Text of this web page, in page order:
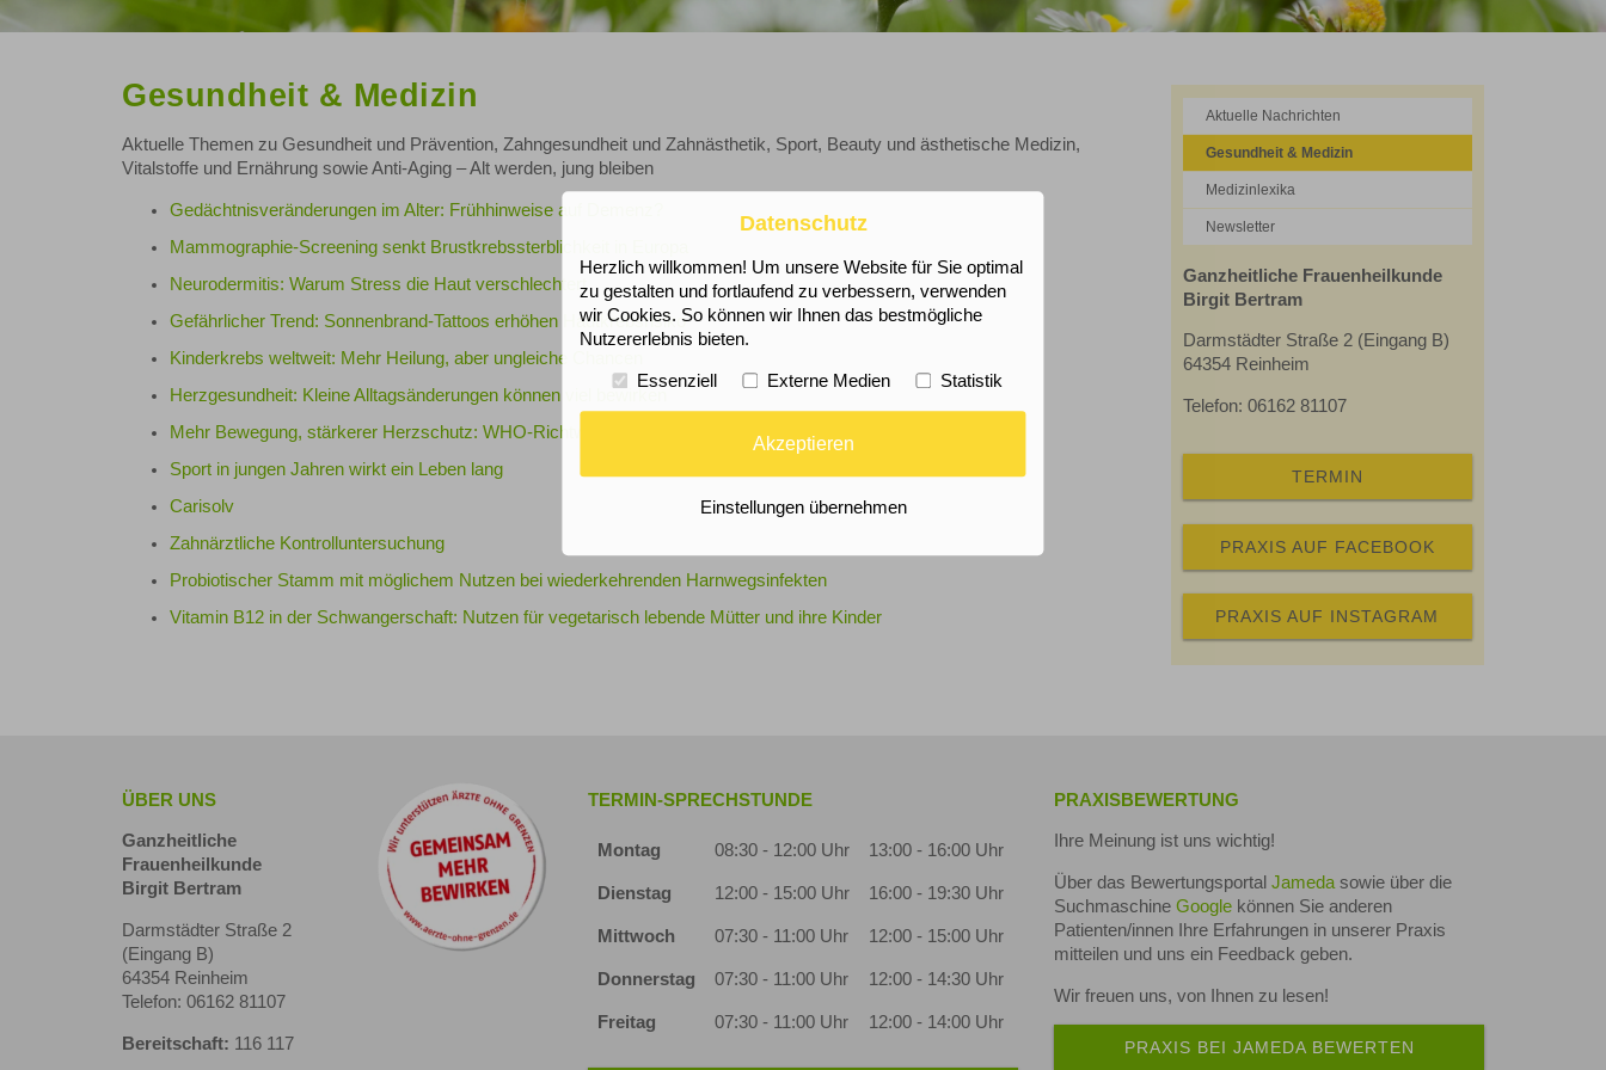
Gesundheit & Medizin
Aktuelle Themen zu Gesundheit und Prävention, Zahngesundheit und Zahnästhetik, Sport, Beauty und ästhetische Medizin,
Vitalstoffe und Ernährung sowie Anti-Aging – Alt werden, jung bleiben
Gedächtnisveränderungen im Alter: Frühhinweise auf Demenz?
Mammographie-Screening senkt Brustkrebssterblichkeit in Europa
Neurodermitis: Warum Stress die Haut verschlechtert
Gefährlicher Trend: Sonnenbrand-Tattoos erhöhen Hautkrebsrisiko
Kinderkrebs weltweit: Mehr Heilung, aber ungleiche Chancen
Herzgesundheit: Kleine Alltagsänderungen können viel bewirken
Mehr Bewegung, stärkerer Herzschutz: WHO-Richtwerte ausreichend?
Sport in jungen Jahren wirkt ein Leben lang
Carisolv
Zahnärztliche Kontrolluntersuchung
Probiotischer Stamm mit möglichem Nutzen bei wiederkehrenden Harnwegsinfekten
Vitamin B12 in der Schwangerschaft: Nutzen für vegetarisch lebende Mütter und ihre Kinder
Aktuelle Nachrichten
Gesundheit & Medizin
Medizinlexika
Newsletter
Ganzheitliche Frauenheilkunde
Birgit Bertram
Darmstädter Straße 2 (Eingang B)
64354 Reinheim
Telefon: 06162 81107
TERMIN
PRAXIS AUF FACEBOOK
PRAXIS AUF INSTAGRAM
ÜBER UNS
Ganzheitliche
Frauenheilkunde
Birgit Bertram
Darmstädter Straße 2
(Eingang B)
64354 Reinheim
Telefon: 06162 81107
Bereitschaft: 116 117
TERMIN-SPRECHSTUNDE
Montag 08:30 - 12:00 Uhr 13:00 - 16:00 Uhr
Dienstag 12:00 - 15:00 Uhr 16:00 - 19:30 Uhr
Mittwoch 07:30 - 11:00 Uhr 12:00 - 15:00 Uhr
Donnerstag 07:30 - 11:00 Uhr 12:00 - 14:30 Uhr
Freitag 07:30 - 11:00 Uhr 12:00 - 14:00 Uhr
PRAXISBEWERTUNG
Ihre Meinung ist uns wichtig!
Über das Bewertungsportal Jameda sowie über die
Suchmaschine Google können Sie anderen
Patienten/innen Ihre Erfahrungen in unserer Praxis
mitteilen und uns ein Feedback geben.
Wir freuen uns, von Ihnen zu lesen!
PRAXIS BEI JAMEDA BEWERTEN
Datenschutz
Herzlich willkommen! Um unsere Website für Sie optimal
zu gestalten und fortlaufend zu verbessern, verwenden
wir Cookies. So können wir Ihnen das bestmögliche
Nutzererlebnis bieten.
Essenziell Externe Medien Statistik
Akzeptieren
Einstellungen übernehmen